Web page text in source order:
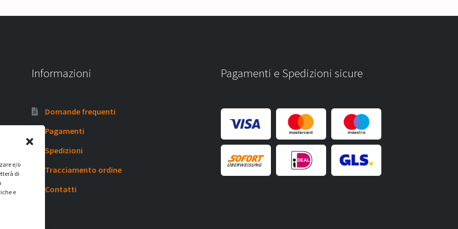
e/o
di
e
Informazioni
Domande frequenti
Pagamenti
Spedizioni
Tracciamento ordine
Contatti
Pagamenti e Spedizioni sicure